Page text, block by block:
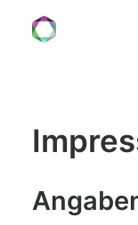
VISION
FORMATE